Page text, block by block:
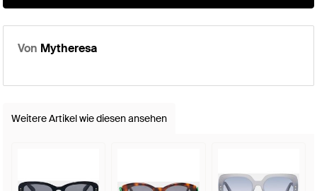
Von Mytheresa
Weitere Artikel wie diesen ansehen